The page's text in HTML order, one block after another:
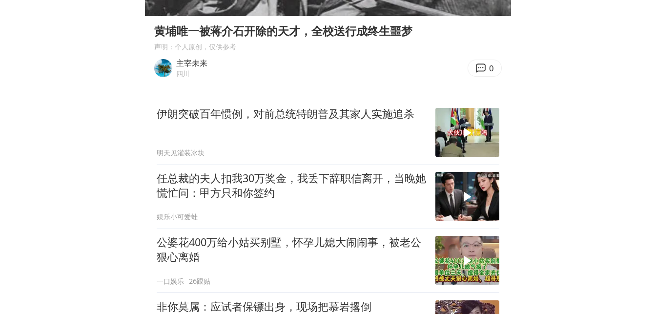
国防部：中国军队坚决反制任何闹海挑衅图谋
陈幸同晋级WTT横滨冠军赛8强
今日立秋你咬秋了吗
Play
07:45
Enter
黄埔唯一被蒋介石开除的天才，全校送行成终生噩梦
声明：个人原创，仅供参考
主宰未来
四川 0
伊朗突破百年惯例，对前总统特朗普及其家人实施追杀
明天见灌装冰块
任总裁的夫人扣我30万奖金，我丢下辞职信离开，当晚她
慌忙问：甲方只和你签约
娱乐小可爱蛙
公婆花400万给小姑买别墅，怀孕儿媳大闹闹事，被老公
狠心离婚
一口娱乐 26跟贴
非你莫属：应试者保镖出身，现场把慕岩撂倒